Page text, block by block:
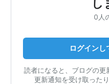
し
0人
ログインし
読者になると、ブログの更
更新通知を受け取った